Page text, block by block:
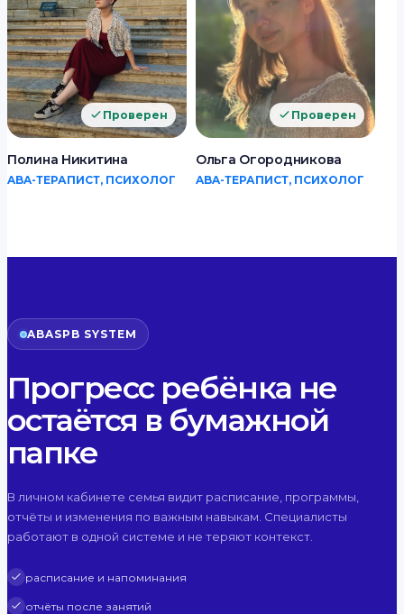
Проверен
Полина Никитина
ABA-ТЕРАПИСТ, ПСИХОЛОГ
Проверен
Ольга Огородникова
ABA-ТЕРАПИСТ, ПСИХОЛОГ
ABASPB SYSTEM
Прогресс ребёнка не
остаётся в бумажной
папке
В личном кабинете семья видит расписание, программы,
отчёты и изменения по важным навыкам. Специалисты
работают в одной системе и не теряют контекст.
расписание и напоминания
отчёты после занятий